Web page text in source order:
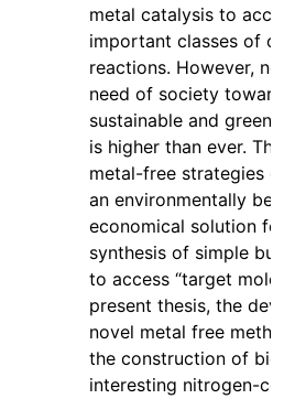
metal catalysis to
important classes of
reactions. However,
need of society
sustainable and
is higher than ever.
metal-free strategies
an environmentally
economical solution
synthesis of simple
to access “target
present thesis, the
novel metal free
the construction of
interesting nitrogen-